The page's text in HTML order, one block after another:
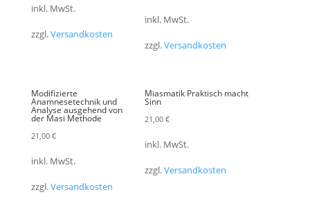
inkl. MwSt.
zzgl.Versandkosten
inkl. MwSt.
zzgl.Versandkosten
Modifizierte
Anamnesetechnik und
Analyse ausgehend von
der Masi Methode
21,00 €
inkl. MwSt.
zzgl.Versandkosten
Miasmatik Praktisch macht
Sinn
21,00 €
inkl. MwSt.
zzgl.Versandkosten